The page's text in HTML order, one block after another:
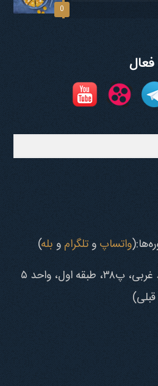
0
واتساپ و تلگرام و بله)
آدرس: بلوار آفریقا، ناهید غربی، پ۳۸، طبقه اول، واحد ۵